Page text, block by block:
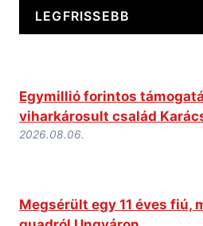
LEGFRISSEBB
Egymillió forintos
viharkárosult család
2026.08.06.
Megsérült egy 11 éves fiú,